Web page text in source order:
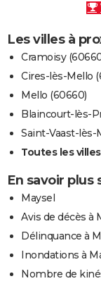
Les villes à
Cramoisy
Cires-lès-Mello
Mello (60660)
Blaincourt-lès-
Saint-Vaast-lès-
Toutes les villes
En savoir plus
Maysel
Avis de décès à
Délinquance à
Inondations à
Nombre de